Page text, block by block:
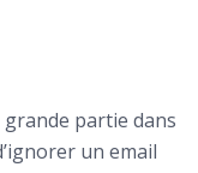
grande partie dans
un email